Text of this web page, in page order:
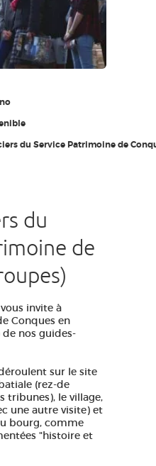
du Service Patrimoine de
du
de
invite à
Conques en
de nos guides-
sur le site
(rez-de
tribunes), le village,
une autre visite) et
bourg, comme
"histoire et